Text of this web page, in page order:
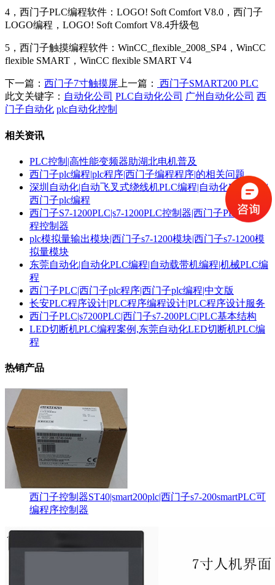
4，西门子PLC编程软件： LOGO! Soft Comfort V8.0，西门子
LOGO编程，LOGO! Soft Comfort V8.4升级包
5，西门子触摸编程软件： WinCC_flexible_2008_SP4，WinCC
flexible SMART，WinCC flexible SMART V4
下一篇： 西门子7寸触摸屏上一篇：
西门子SMART200 PLC
此文关键字： 自动化公司 PLC自动化公司 广州自动化公司 西
门子自动化 plc自动化控制
相关资讯
PLC控制|高性能变频器助湖北电机普及
西门子plc编程|plc程序|西门子编程程序|的相关问题
深圳自动化|自动飞叉式绕线机PLC编程|自动化PLC编程|
西门子plc编程
西门子S7-1200PLC|s7-1200PLC控制器|西门子PLC可编
程控制器
plc模拟量输出模块|西门子s7-1200模块|西门子s7-1200模
拟量模块
东莞自动化|自动化PLC编程|自动载带机编程|机械PLC编
程
西门子PLC|西门子plc程序|西门子plc编程|中文版
长安PLC程序设计|PLC程序编程设计|PLC程序设计服务
西门子PLC|s7200PLC|西门子s7-200PLC|PLC基本结构
LED切断机PLC编程案例,东莞自动化LED切断机PLC编
程
热销产品
西门子控制器ST40|smart200plc|西门子s7-200smartPLC可
编程序控制器